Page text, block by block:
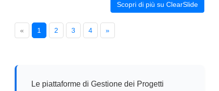
Scopri di più su ClearSlide
« 1 2 3 4 »
Le piattaforme di Gestione dei Progetti